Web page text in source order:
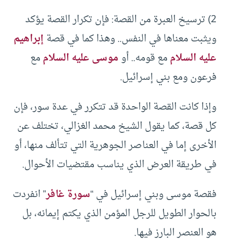
2) ترسيخ العبرة من القصة: فإن تكرار القصة يؤكد
ويثبت معناها في النفس.. وهذا كما في قصةإبراهيم
عليه السلاممع قومه.. أوموسى عليه السلاممع
فرعون ومع بني إسرائيل.
وإذا كانت القصة الواحدة قد تتكرر في عدة سور، فإن
كل قصة، كما يقول الشيخ محمد الغزالي، تختلف عن
الأخرى إما في العناصر الجوهرية التي تتألف منها، أو
في طريقة العرض الذي يناسب مقتضيات الأحوال.
فقصة موسى وبني إسرائيل في “سورة غافر” انفردت
بالحوار الطويل للرجل المؤمن الذي يكتم إيمانه، بل
هو العنصر البارز فيها.